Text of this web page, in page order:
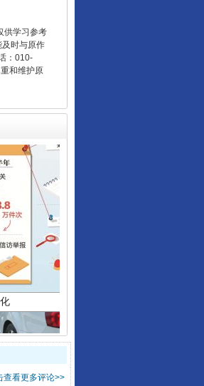
供学习参考
时与原作
：010-
和维护原
查看更多评论>>